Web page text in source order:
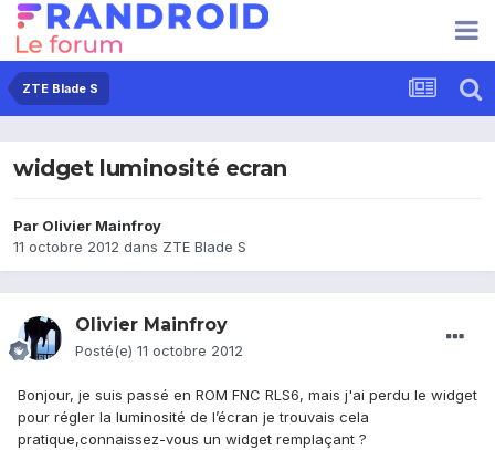
ZTE Blade S
widget luminosité ecran
Par Olivier Mainfroy
11 octobre 2012 dans ZTE Blade S
Olivier Mainfroy
Posté(e) 11 octobre 2012
Bonjour, je suis passé en ROM FNC RLS6, mais j'ai perdu le widget
pour régler la luminosité de l’écran je trouvais cela
pratique,connaissez-vous un widget remplaçant ?